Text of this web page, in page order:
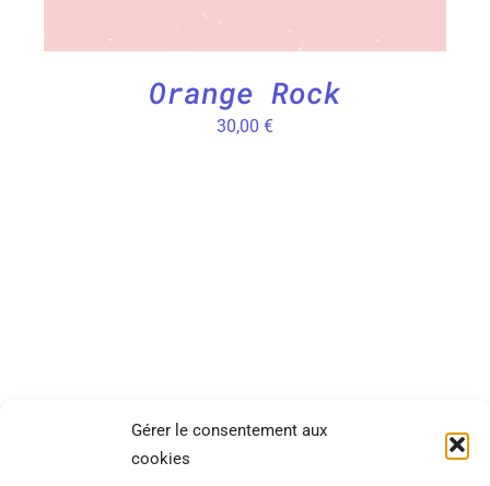
Gérer le consentement aux
cookies
Orange Rock
30,00 €
INFORMATIONS
CGV